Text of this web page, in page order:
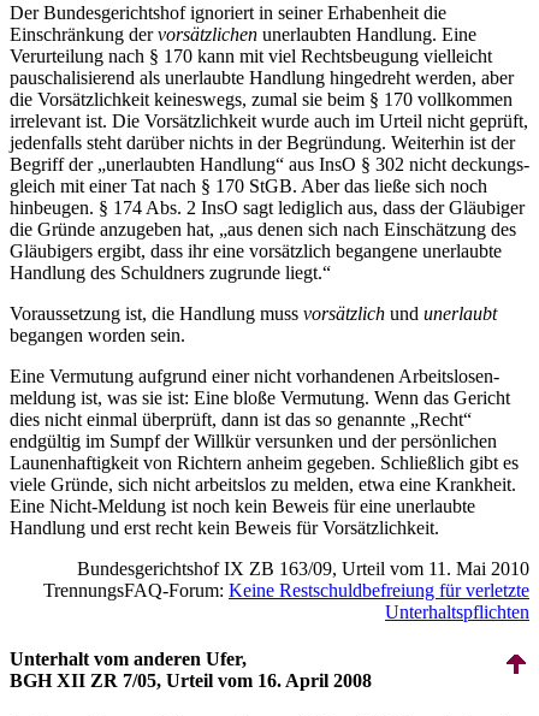
Der Bundes­gerichts­hof ignoriert in seiner Erhabenheit die
Einschränkung dervorsätzlichen unerlaubten Handlung. Eine
Verurteilung nach § 170 kann mit viel Rechts­beugung vielleicht
pauschalisierend als unerlaubte Handlung hingedreht werden, aber
die Vorsätzlichkeit keineswegs, zumal sie beim § 170 vollkommen
irrelevant ist. Die Vorsätzlichkeit wurde auch im Urteil nicht geprüft,
jedenfalls steht darüber nichts in der Begründung. Weiterhin ist der
Begriff der „unerlaubten Handlung“ aus InsO § 302 nicht deckungs­
gleich mit einer Tat nach § 170 StGB. Aber das ließe sich noch
hinbeugen. § 174 Abs. 2 InsO sagt lediglich aus, dass der Gläubiger
die Gründe anzugeben hat, „aus denen sich nach Einschätzung des
Gläubigers ergibt, dass ihr eine vorsätzlich begangene unerlaubte
Handlung des Schuldners zugrunde liegt.“
Voraussetzung ist, die Handlung muss vorsätzlich und unerlaubt
begangen worden sein.
Eine Vermutung aufgrund einer nicht vorhandenen Arbeits­losen­
meldung ist, was sie ist: Eine bloße Vermutung. Wenn das Gericht
dies nicht einmal überprüft, dann ist das so genannte „Recht“
endgültig im Sumpf der Willkür versunken und der persönlichen
Launen­haftig­keit von Richtern anheim gegeben. Schließlich gibt es
viele Gründe, sich nicht arbeitslos zu melden, etwa eine Krankheit.
Eine Nicht-Meldung ist noch kein Beweis für eine unerlaubte
Handlung und erst recht kein Beweis für Vorsätzlichkeit.
Bundes­gerichts­hof IX ZB 163/09, Urteil vom 11. Mai 2010
TrennungsFAQ-Forum: Keine Restschuldbefreiung für verletzte
Unter­halts­pflichten
Unterhalt vom anderen Ufer,
BGH XII ZR 7/05, Urteil vom 16. April 2008